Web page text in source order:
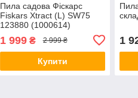
Пила садова Фіскарс
Fiskars Xtract (L) SW75
123880 (1000614)
1 999₴ 2 999 ₴
Купити
1